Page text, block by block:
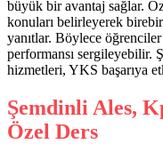
büyük bir avantaj sağlar.
konuları belirleyerek
yanıtlar. Böylece
performansı sergileyebilir.
hizmetleri, YKS başarıya
Şemdinli Ales,
Özel Ders